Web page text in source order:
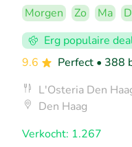
Morgen Zo Ma
Erg populaire
9.6
Perfect • 388
L'Osteria Den
Den Haag
Verkocht: 1.267